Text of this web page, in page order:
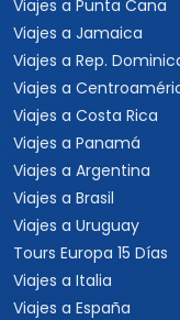
Viajes a Punta Cana
Viajes a Jamaica
Viajes a Rep.
Viajes a
Viajes a Costa Rica
Viajes a Panamá
Viajes a Argentina
Viajes a Brasil
Viajes a Uruguay
Tours Europa 15 Días
Viajes a Italia
Viajes a España